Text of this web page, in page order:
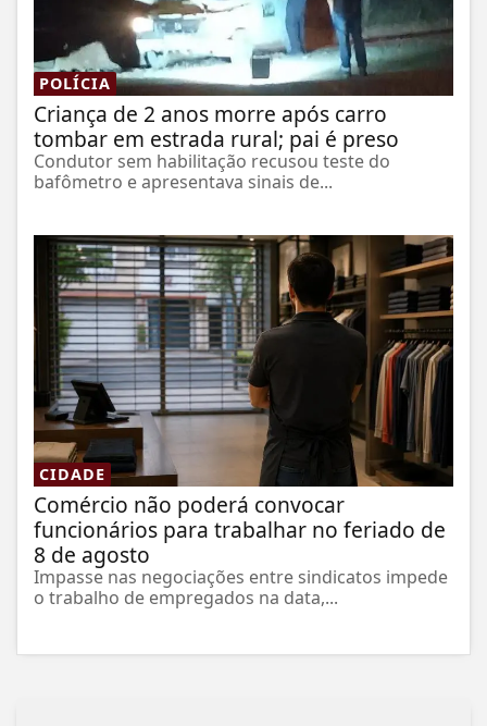
POLÍCIA
Criança de 2 anos morre após carro
tombar em estrada rural; pai é preso
Condutor sem habilitação recusou teste do
bafômetro e apresentava sinais de...
CIDADE
Comércio não poderá convocar
funcionários para trabalhar no feriado de
8 de agosto
Impasse nas negociações entre sindicatos impede
o trabalho de empregados na data,...